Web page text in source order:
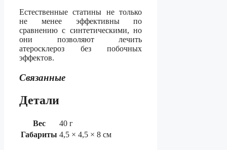
Естественные статины не только
не менее эффективны по
сравнению с синтетическими, но
они позволяют лечить
атеросклероз без побочных
эффектов.
Связанные
Детали
Вес
40 г
Габариты 4,5 × 4,5 × 8 см